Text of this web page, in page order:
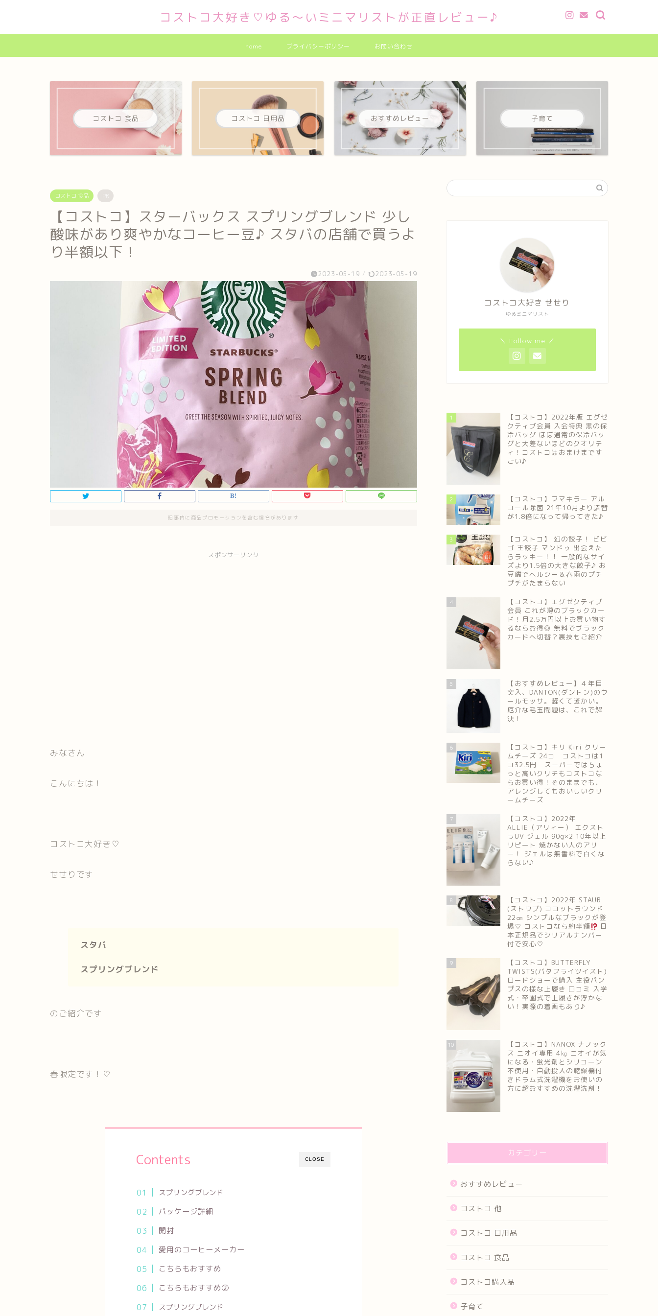
コストコ大好き♡ゆる～いミニマリストが正直レビュー♪
home プライバシーポリシー お問い合わせ
コストコ 食品 コストコ 日用品 おすすめレビュー 子育て
コストコ 食品 PR
【コストコ】スターバックス スプリングブレンド 少し
酸味があり爽やかなコーヒー豆♪ スタバの店舗で買うよ
り半額以下！
2023-05-19 / 2023-05-19
記事内に商品プロモーションを含む場合があります
スポンサーリンク
みなさん
こんにちは！
コストコ大好き♡
せせりです
スタバ
スプリングブレンド
のご紹介です
春限定です！♡
CLOSE
Contents
スプリングブレンド
パッケージ詳細
開封
愛用のコーヒーメーカー
こちらもおすすめ
こちらもおすすめ②
スプリングブレンド
ゆるミニマリスト
コストコ大好き せせり
＼ Follow me ／
1
【コストコ】2022年版 エグゼ
クティブ会員 入会特典 黒の保
冷バッグ ほぼ通常の保冷バッ
グと大差ないほどのクオリテ
ィ！コストコはおまけまです
ごい♪
2
【コストコ】フマキラー アル
コール除菌 21年10月より詰替
が1.8倍になって帰ってきた♪
3
【コストコ】 幻の餃子！ ビビ
ゴ 王餃子 マンドゥ 出会えた
らラッキー！！ 一般的なサイ
ズより1.5倍の大きな餃子♪ お
豆腐でヘルシー＆春雨のプチ
プチがたまらない
4
【コストコ】エグゼクティブ
会員 これが噂のブラックカー
ド！月2.5万円以上お買い物す
るならお得◎ 無料でブラック
カードへ切替？裏技もご紹介
5
【おすすめレビュー】４年目
突入、DANTON(ダントン)のウ
ールモッサ。軽くて暖かい。
厄介な毛玉問題は、これで解
決！
6
【コストコ】キリ Kiri クリー
ムチーズ 24コ コストコは1
コ32.5円 スーパーではちょ
っと高いクリチもコストコな
らお買い得！そのままでも、
アレンジしてもおいしいクリ
ームチーズ
7
【コストコ】2022年
ALLIE（アリィー） エクスト
ラUV ジェル 90g×2 10年以上
リピート 焼かない人のアリ
ー！ ジェルは無香料で白くな
らない♪
8
【コストコ】2022年 STAUB
(ストウブ) ココットラウンド
22㎝ シンプルなブラックが登
場♡ コストコなら約半額
日
本正規品でシリアルナンバー
付で安心♡
9
【コストコ】BUTTERFLY
TWISTS(バタフライツイスト)
ロードショーで購入 主役パン
プスの様な上履き 口コミ 入学
式・卒園式で上履きが浮かな
い！実際の着画もあり♪
10
【コストコ】NANOX ナノック
ス ニオイ専用 4㎏ ニオイが気
になる・蛍光剤とシリコーン
不使用・自動投入の乾燥機付
きドラム式洗濯機をお使いの
方に超おすすめの洗濯洗剤！
カテゴリー
おすすめレビュー
コストコ 他
コストコ 日用品
コストコ 食品
コストコ購入品
子育て